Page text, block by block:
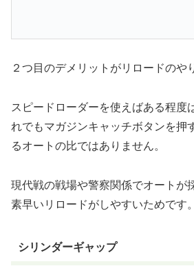
２つ目のデメリットがリロードのや
スピードローダーを使えばある程度
れでもマガジンキャッチボタンを押
るオートの比ではありません。
現代戦の戦場や警察関係でオートが
素早いリロードがしやすいためです。
シリンダーギャップ